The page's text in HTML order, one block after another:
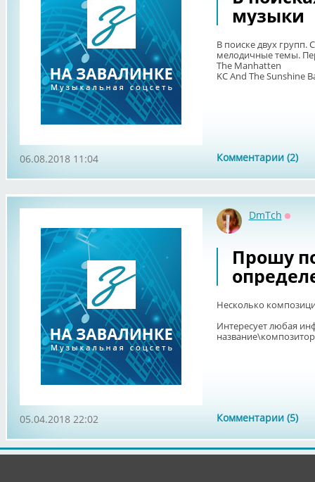
музыки
В поиске двух групп.
мелодичные темы.
The Manhatten
KC And The Sunshine
Комментарии (2)
06.08.2018 11:04
DmTch
Прошу
Несколько
Интересует любая
Комментарии (5)
05.04.2018 22:02